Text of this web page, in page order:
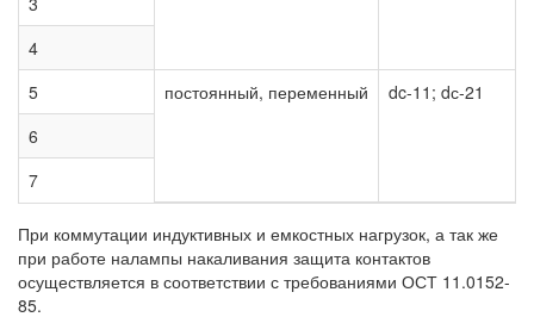
4
5
постоянный, переменный
dc-11; dс-21
6
7
При коммутации индуктивных и емкостных нагрузок, а так же
при работе налампы накаливания защита контактов
осуществляется в соответствии с требованиями ОСТ 11.0152-
85.